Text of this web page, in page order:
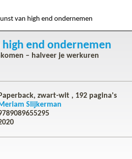
van high end ondernemen
high end ondernemen
– halveer je werkuren
Paperback, zwart-wit , 192 pagina's
Meriam Slijkerman